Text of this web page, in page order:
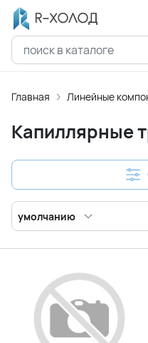
Главная Линейные
Капиллярные
умолчанию